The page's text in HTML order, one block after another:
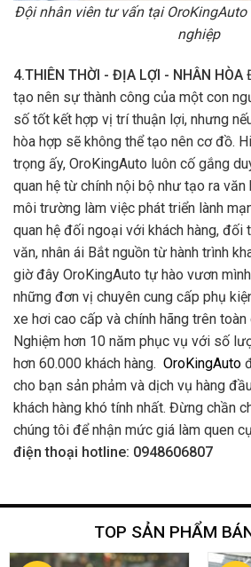
Đội nhân viên tư vấn tại
nghiệp
4.THIÊN THỜI - ĐỊA LỢI - NHÂN HÒA
tạo nên sự thành công của một con
số tốt kết hợp vị trí thuận lợi, nhưng
hòa hợp sẽ không thể tạo nên cơ đồ.
trọng ấy, OroKingAuto luôn cố gắng
quan hệ từ chính nội bộ như tạo ra
môi trường làm việc phát triển lành
quan hệ đối ngoại với khách hàng, đối
văn, nhân ái Bắt nguồn từ hành trình
giờ đây OroKingAuto tự hào vươn
những đơn vị chuyên cung cấp phụ
xe hơi cao cấp và chính hãng trên toàn
Nghiệm hơn 10 năm phục vụ với số
hơn 60.000 khách hàng. OroKingAuto
cho bạn sản phảm và dịch vụ hàng
khách hàng khó tính nhất. Đừng chần
chúng tôi để nhận mức giá làm quen
điện thoại hotline: 0948606807
TOP SẢN PHẨM